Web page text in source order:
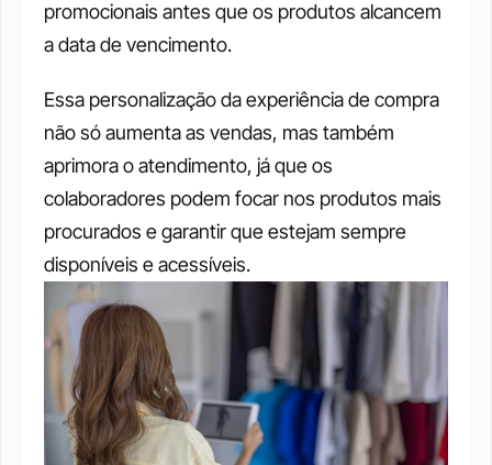
promocionais antes que os produtos alcancem
a data de vencimento.
Essa personalização da experiência de compra
não só aumenta as vendas, mas também
aprimora o atendimento, já que os
colaboradores podem focar nos produtos mais
procurados e garantir que estejam sempre
disponíveis e acessíveis.